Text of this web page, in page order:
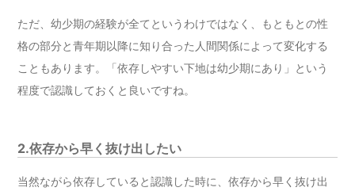
ただ、幼少期の経験が全てというわけではなく、もともとの性
格の部分と青年期以降に知り合った人間関係によって変化する
こともあります。「依存しやすい下地は幼少期にあり」という
程度で認識しておくと良いですね。
2.依存から早く抜け出したい
当然ながら依存していると認識した時に、依存から早く抜け出